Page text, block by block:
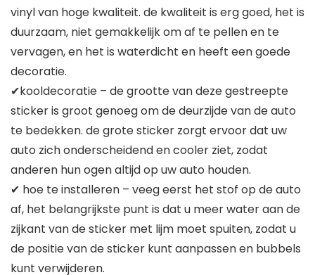
vinyl van hoge kwaliteit. de kwaliteit is erg goed, het is
duurzaam, niet gemakkelijk om af te pellen en te
vervagen, en het is waterdicht en heeft een goede
decoratie.
✔kooldecoratie – de grootte van deze gestreepte
sticker is groot genoeg om de deurzijde van de auto
te bedekken. de grote sticker zorgt ervoor dat uw
auto zich onderscheidend en cooler ziet, zodat
anderen hun ogen altijd op uw auto houden.
✔ hoe te installeren – veeg eerst het stof op de auto
af, het belangrijkste punt is dat u meer water aan de
zijkant van de sticker met lijm moet spuiten, zodat u
de positie van de sticker kunt aanpassen en bubbels
kunt verwijderen.